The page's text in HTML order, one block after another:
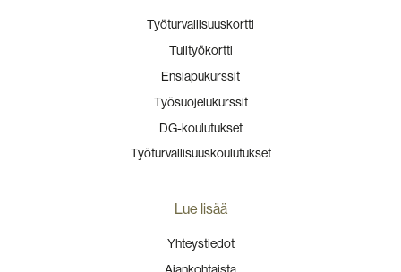
Työturvallisuuskortti
Tulityökortti
Ensiapukurssit
Työsuojelukurssit
DG-koulutukset
Työturvallisuuskoulutukset
Lue lisää
Yhteystiedot
Ajankohtaista